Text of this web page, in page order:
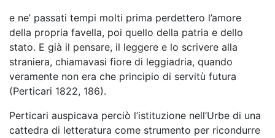
e ne’ passati tempi molti prima perdettero l’amore
della propria favella, poi quello della patria e dello
stato. E già il pensare, il leggere e lo scrivere alla
straniera, chiamavasi fiore di leggiadria, quando
veramente non era che principio di servitù futura
(Perticari 1822, 186).
Perticari auspicava perciò l’istituzione nell’Urbe di una
cattedra di letteratura come strumento per ricondurre